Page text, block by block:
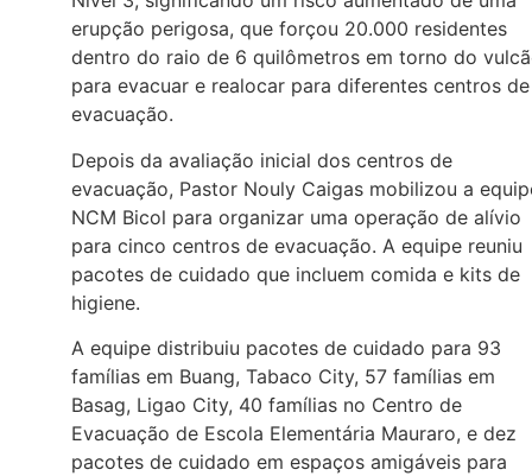
erupção perigosa, que forçou 20.000 residentes
dentro do raio de 6 quilômetros em torno do
para evacuar e realocar para diferentes centros de
evacuação.
Depois da avaliação inicial dos centros de
evacuação, Pastor Nouly Caigas mobilizou a
NCM Bicol para organizar uma operação de alívio
para cinco centros de evacuação. A equipe reuniu
pacotes de cuidado que incluem comida e kits de
higiene.
A equipe distribuiu pacotes de cuidado para 93
famílias em Buang, Tabaco City, 57 famílias em
Basag, Ligao City, 40 famílias no Centro de
Evacuação de Escola Elementária Mauraro, e dez
pacotes de cuidado em espaços amigáveis para